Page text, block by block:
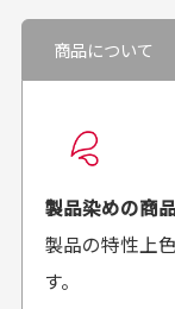
良かった！
がとうござい
に梱包されて
の状態も良好で
お届け希望
ご注文時に
商品について
製品染めの商
製品の特性上
す。